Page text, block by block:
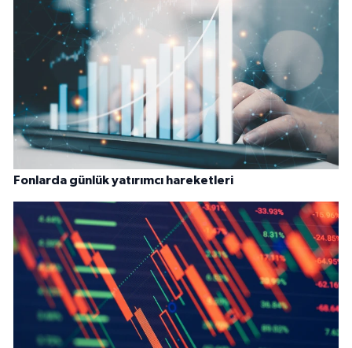
Fonlarda günlük yatırımcı hareketleri